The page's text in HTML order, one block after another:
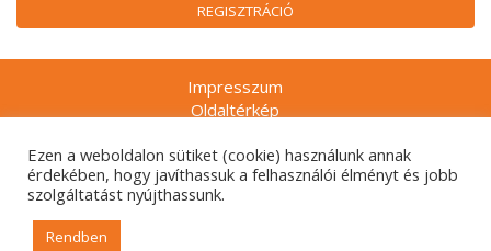
REGISZTRÁCIÓ
Impresszum
Oldaltérkép
Adatkezelési tájékoztatók
Technikai ajánlás
Gyakran ismételt kérdések
Ezen a weboldalon sütiket (cookie) használunk annak
érdekében, hogy javíthassuk a felhasználói élményt és jobb
szolgáltatást nyújthassunk.
Rendben